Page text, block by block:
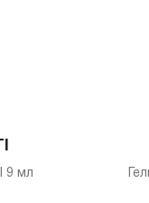
9 мл